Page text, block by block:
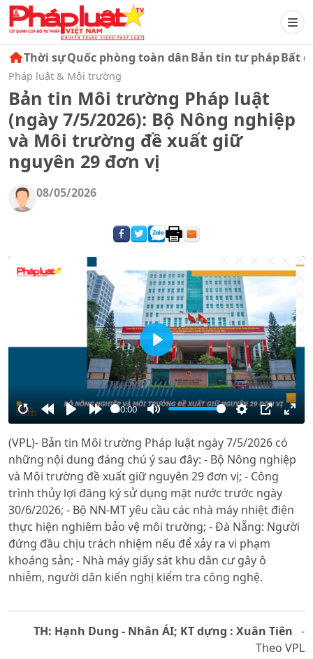
Thời sựQuốc phòng toàn dânBản tin tư phápBất
Pháp luật & Môi trường
Bản tin Môi trường Pháp luật
(ngày 7/5/2026): Bộ Nông nghiệp
và Môi trường đề xuất giữ
nguyên 29 đơn vị
08/05/2026
RestartRewind
10s
PlayForward
10s
00:00
Mute Settings
PIP
Play
(VPL)- Bản tin Môi trường Pháp luật ngày 7/5/2026 có
những nội dung đáng chú ý sau đây: - Bộ Nông nghiệp
và Môi trường đề xuất giữ nguyên 29 đơn vị; - Công
trình thủy lợi đăng ký sử dụng mặt nước trước ngày
30/6/2026; - Bộ NN-MT yêu cầu các nhà máy nhiệt điện
thực hiện nghiêm bảo vệ môi trường; - Đà Nẵng: Người
đứng đầu chịu trách nhiệm nếu để xảy ra vi phạm
khoáng sản; - Nhà máy giấy sát khu dân cư gây ô
nhiễm, người dân kiến nghị kiểm tra công nghệ.
TH: Hạnh Dung - Nhân ÁI; KT dựng : Xuân Tiên -
Theo VPL